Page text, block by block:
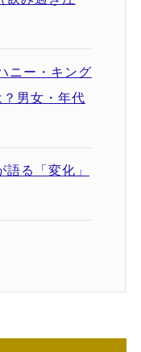
ニー・キング
男女・年代
語る「変化」